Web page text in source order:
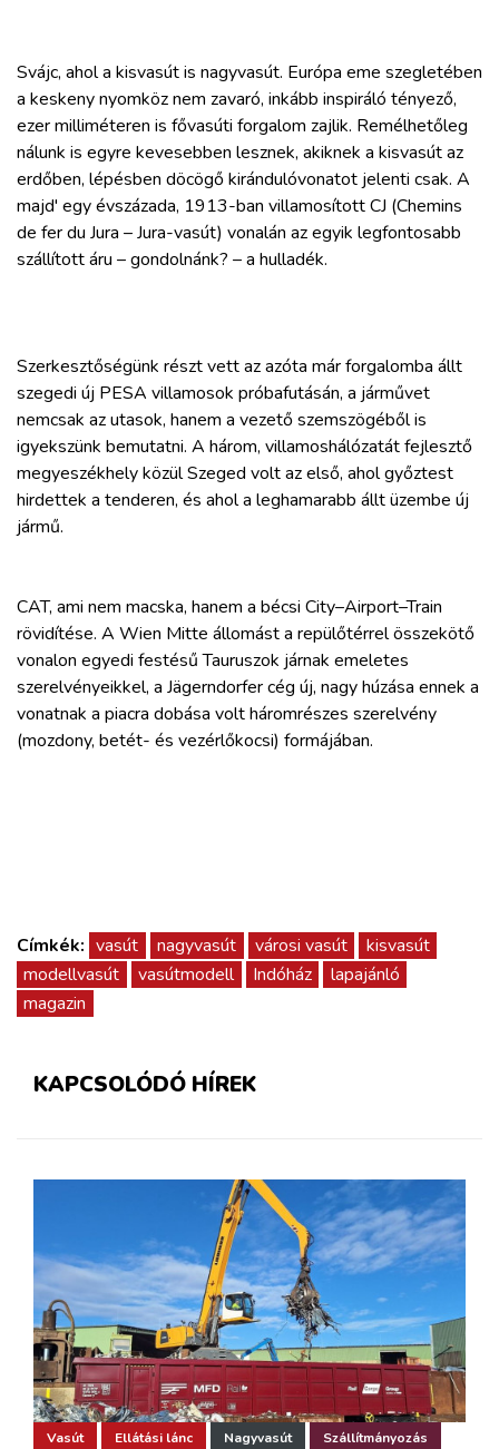
Svájc, ahol a kisvasút is nagyvasút. Európa eme szegletében
a keskeny nyomköz nem zavaró, inkább inspiráló tényező,
ezer milliméteren is fővasúti forgalom zajlik. Remélhetőleg
nálunk is egyre kevesebben lesznek, akiknek a kisvasút az
erdőben, lépésben döcögő kirándulóvonatot jelenti csak. A
majd' egy évszázada, 1913-ban villamosított CJ (Chemins
de fer du Jura – Jura-vasút) vonalán az egyik legfontosabb
szállított áru – gondolnánk? – a hulladék.
Szerkesztőségünk részt vett az azóta már forgalomba állt
szegedi új PESA villamosok próbafutásán, a járművet
nemcsak az utasok, hanem a vezető szemszögéből is
igyekszünk bemutatni. A három, villamoshálózatát fejlesztő
megyeszékhely közül Szeged volt az első, ahol győztest
hirdettek a tenderen, és ahol a leghamarabb állt üzembe új
jármű.
CAT, ami nem macska, hanem a bécsi City–Airport–Train
rövidítése. A Wien Mitte állomást a repülőtérrel összekötő
vonalon egyedi festésű Tauruszok járnak emeletes
szerelvényeikkel, a Jägerndorfer cég új, nagy húzása ennek a
vonatnak a piacra dobása volt háromrészes szerelvény
(mozdony, betét- és vezérlőkocsi) formájában.
Címkék: vasút nagyvasút városi vasút
kisvasút
modellvasút
vasútmodell Indóház
lapajánló
magazin
KAPCSOLÓDÓ HÍREK
Vasút Ellátási lánc Nagyvasút Szállítmányozás